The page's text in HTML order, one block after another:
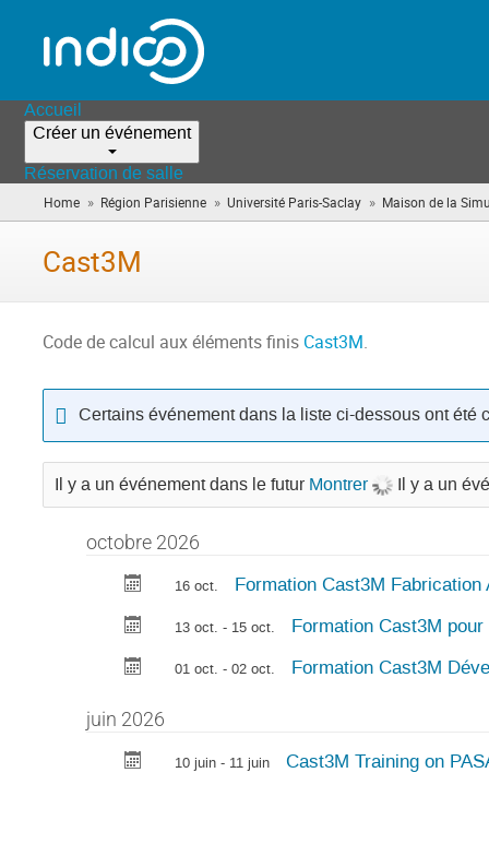
Accueil
Créer un événement
Réservation de salle
Home » Région Parisienne » Université Paris-Saclay » Maison de la
Cast3M
Code de calcul aux éléments finis Cast3M.
Certains événement dans la liste ci-dessous ont été
Il y a un événement dans le futur Montrer Il y a un
octobre 2026
16 oct. Formation Cast3M Fabrication
13 oct. - 15 oct. Formation Cast3M
01 oct. - 02 oct. Formation Cast3M
juin 2026
10 juin - 11 juin Cast3M Training on